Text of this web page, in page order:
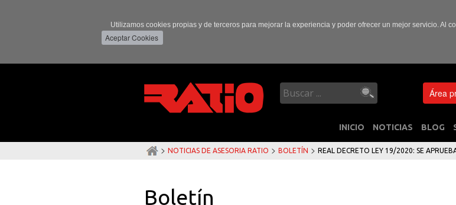
Utilizamos cookies propias y de terceros para mejorar la experiencia y poder ofrecer un mejor servicio. Al
Área
INICIO NOTICIAS BLOG
> NOTICIAS DE ASESORIA RATIO > BOLETÍN > REAL DECRETO LEY 19/2020: SE
Boletín